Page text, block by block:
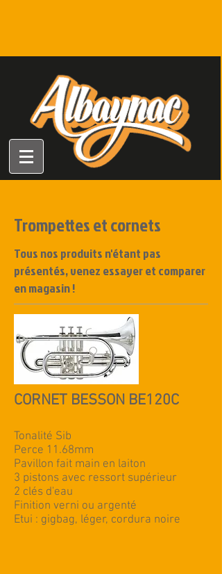
Trompettes et cornets
Tous nos produits n'étant pas
présentés, venez essayer et comparer
en magasin !
CORNET BESSON BE120C
Tonalité Sib
Perce 11.68mm
Pavillon fait main en laiton
3 pistons avec ressort supérieur
2 clés d'eau
Finition verni ou argenté
Etui : gigbag, léger, cordura noire